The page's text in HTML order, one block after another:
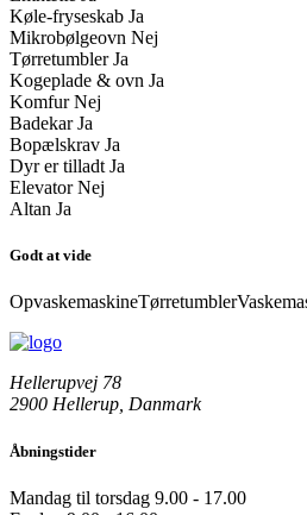
Køle-fryseskab Ja
Mikrobølgeovn Nej
Tørretumbler Ja
Kogeplade & ovn Ja
Komfur Nej
Badekar Ja
Bopælskrav Ja
Dyr er tilladt Ja
Elevator Nej
Altan Ja
Godt at vide
OpvaskemaskineTørretumbler
Hellerupvej 78
2900 Hellerup, Danmark
Åbningstider
Mandag til torsdag 9.00 - 17.00